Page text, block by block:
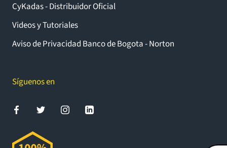
CyKadas - Distribuidor Oficial
Videos y Tutoriales
Aviso de Privacidad Banco de Bogota - Norton
Síguenos en